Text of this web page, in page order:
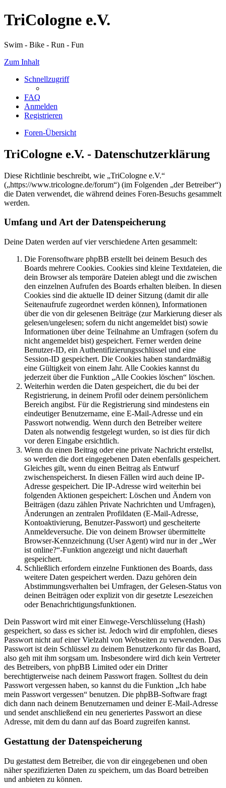
TriCologne e.V.
Swim - Bike - Run - Fun
Zum Inhalt
Schnellzugriff
FAQ
Anmelden
Registrieren
Foren-Übersicht
TriCologne e.V. - Datenschutzerklärung
Diese Richtlinie beschreibt, wie „TriCologne e.V.“
(„https://www.tricologne.de/forum“) (im Folgenden „der Betreiber“)
die Daten verwendet, die während deines Foren-Besuchs gesammelt
werden.
Umfang und Art der Datenspeicherung
Deine Daten werden auf vier verschiedene Arten gesammelt:
Die Forensoftware phpBB erstellt bei deinem Besuch des
Boards mehrere Cookies. Cookies sind kleine Textdateien, die
dein Browser als temporäre Dateien ablegt und die zwischen
den einzelnen Aufrufen des Boards erhalten bleiben. In diesen
Cookies sind die aktuelle ID deiner Sitzung (damit dir alle
Seitenaufrufe zugeordnet werden können), Informationen
über die von dir gelesenen Beiträge (zur Markierung dieser als
gelesen/ungelesen; sofern du nicht angemeldet bist) sowie
Informationen über deine Teilnahme an Umfragen (sofern du
nicht angemeldet bist) gespeichert. Ferner werden deine
Benutzer-ID, ein Authentifizierungsschlüssel und eine
Session-ID gespeichert. Die Cookies haben standardmäßig
eine Gültigkeit von einem Jahr. Alle Cookies kannst du
jederzeit über die Funktion „Alle Cookies löschen“ löschen.
Weiterhin werden die Daten gespeichert, die du bei der
Registrierung, in deinem Profil oder deinem persönlichem
Bereich angibst. Für die Registrierung sind mindestens ein
eindeutiger Benutzername, eine E-Mail-Adresse und ein
Passwort notwendig. Wenn durch den Betreiber weitere
Daten als notwendig festgelegt wurden, so ist dies für dich
vor deren Eingabe ersichtlich.
Wenn du einen Beitrag oder eine private Nachricht erstellst,
so werden die dort eingegebenen Daten ebenfalls gespeichert.
Gleiches gilt, wenn du einen Beitrag als Entwurf
zwischenspeicherst. In diesen Fällen wird auch deine IP-
Adresse gespeichert. Die IP-Adresse wird weiterhin bei
folgenden Aktionen gespeichert: Löschen und Ändern von
Beiträgen (dazu zählen Private Nachrichten und Umfragen),
Änderungen an zentralen Profildaten (E-Mail-Adresse,
Kontoaktivierung, Benutzer-Passwort) und gescheiterte
Anmeldeversuche. Die von deinem Browser übermittelte
Browser-Kennzeichnung (User Agent) wird nur in der „Wer
ist online?“-Funktion angezeigt und nicht dauerhaft
gespeichert.
Schließlich erfordern einzelne Funktionen des Boards, dass
weitere Daten gespeichert werden. Dazu gehören dein
Abstimmungsverhalten bei Umfragen, der Gelesen-Status von
deinen Beiträgen oder explizit von dir gesetzte Lesezeichen
oder Benachrichtigungsfunktionen.
Dein Passwort wird mit einer Einwege-Verschlüsselung (Hash)
gespeichert, so dass es sicher ist. Jedoch wird dir empfohlen, dieses
Passwort nicht auf einer Vielzahl von Webseiten zu verwenden. Das
Passwort ist dein Schlüssel zu deinem Benutzerkonto für das Board,
also geh mit ihm sorgsam um. Insbesondere wird dich kein Vertreter
des Betreibers, von phpBB Limited oder ein Dritter
berechtigterweise nach deinem Passwort fragen. Solltest du dein
Passwort vergessen haben, so kannst du die Funktion „Ich habe
mein Passwort vergessen“ benutzen. Die phpBB-Software fragt
dich dann nach deinem Benutzernamen und deiner E-Mail-Adresse
und sendet anschließend ein neu generiertes Passwort an diese
Adresse, mit dem du dann auf das Board zugreifen kannst.
Gestattung der Datenspeicherung
Du gestattest dem Betreiber, die von dir eingegebenen und oben
näher spezifizierten Daten zu speichern, um das Board betreiben
und anbieten zu können.